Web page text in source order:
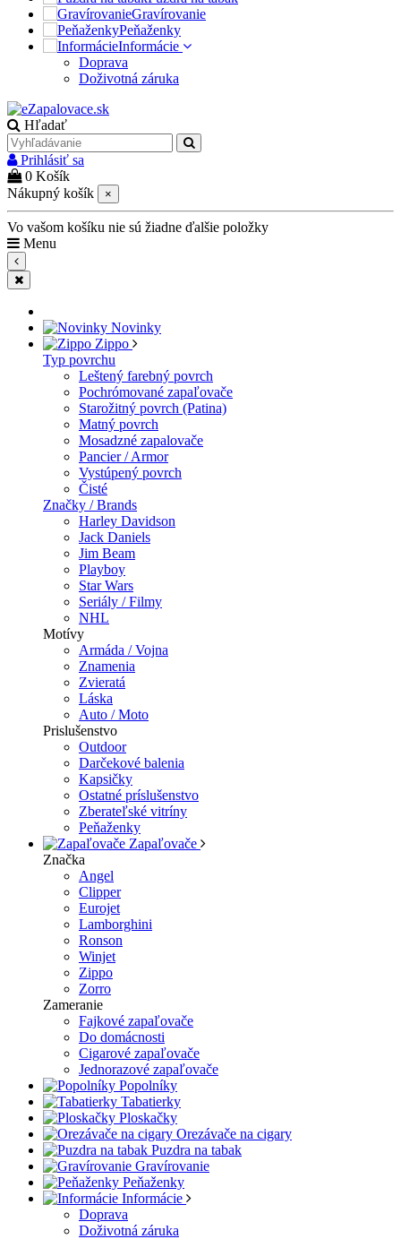
Gravírovanie
Peňaženky
Informácie
Doprava
Doživotná záruka
Hľadať
Prihlásiť sa
0 Košík
Nákupný košík
×
Vo vašom košíku nie sú žiadne ďalšie položky
Menu
Novinky
Zippo
Typ povrchu
Leštený farebný povrch
Pochrómované zapaľovače
Starožitný povrch (Patina)
Matný povrch
Mosadzné zapalovače
Pancier / Armor
Vystúpený povrch
Čisté
Značky / Brands
Harley Davidson
Jack Daniels
Jim Beam
Playboy
Star Wars
Seriály / Filmy
NHL
Motívy
Armáda / Vojna
Znamenia
Zvieratá
Láska
Auto / Moto
Prislušenstvo
Outdoor
Darčekové balenia
Kapsičky
Ostatné príslušenstvo
Zberateľské vitríny
Peňaženky
Zapaľovače
Značka
Angel
Clipper
Eurojet
Lamborghini
Ronson
Winjet
Zippo
Zorro
Zameranie
Fajkové zapaľovače
Do domácnosti
Cigarové zapaľovače
Jednorazové zapaľovače
Popolníky
Tabatierky
Ploskačky
Orezávače na cigary
Puzdra na tabak
Gravírovanie
Peňaženky
Informácie
Doprava
Doživotná záruka